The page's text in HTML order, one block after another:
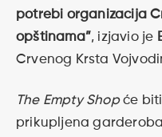
potrebi organizacija
opštinama”, izjavio je
Crvenog Krsta
The Empty Shopće biti
prikupljena